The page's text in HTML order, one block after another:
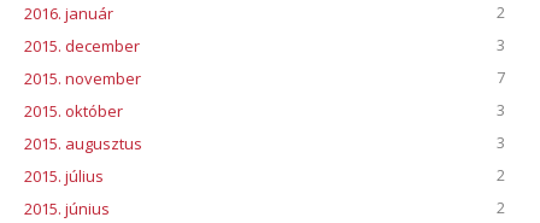
2016. január
2
2015. december
3
2015. november
7
2015. október
3
2015. augusztus
3
2015. július
2
2015. június
2